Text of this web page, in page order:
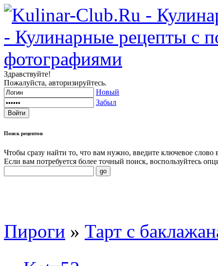
Здравствуйте!
Пожалуйста, авторизируйтесь.
Новый
Забыл
Поиск рецептов
Чтобы сразу найти то, что вам нужно, введите ключевое слово
Если вам потребуется более точный поиск, воспользуйтесь
Пироги » Тарт с